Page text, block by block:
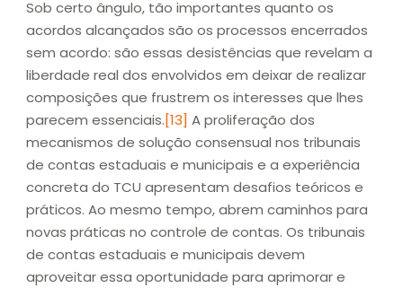
Sob certo ângulo, tão importantes quanto os
acordos alcançados são os processos encerrados
sem acordo: são essas desistências que revelam a
liberdade real dos envolvidos em deixar de realizar
composições que frustrem os interesses que lhes
parecem essenciais.[13] A proliferação dos
mecanismos de solução consensual nos tribunais
de contas estaduais e municipais e a experiência
concreta do TCU apresentam desafios teóricos e
práticos. Ao mesmo tempo, abrem caminhos para
novas práticas no controle de contas. Os tribunais
de contas estaduais e municipais devem
aproveitar essa oportunidade para aprimorar e